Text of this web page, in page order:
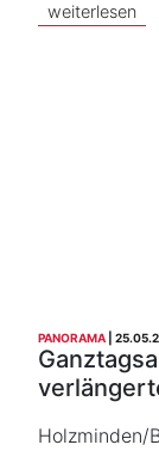
weiterlesen
PANORAMA